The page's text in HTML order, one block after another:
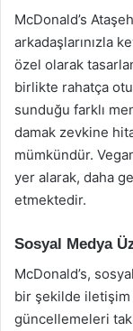
McDonald’s
arkadaşlarınızla
özel olarak
birlikte rahatça
sunduğu farklı
damak zevkine
mümkündür.
yer alarak, daha
etmektedir.
Sosyal Medya
McDonald’s,
bir şekilde iletişim
güncellemeleri